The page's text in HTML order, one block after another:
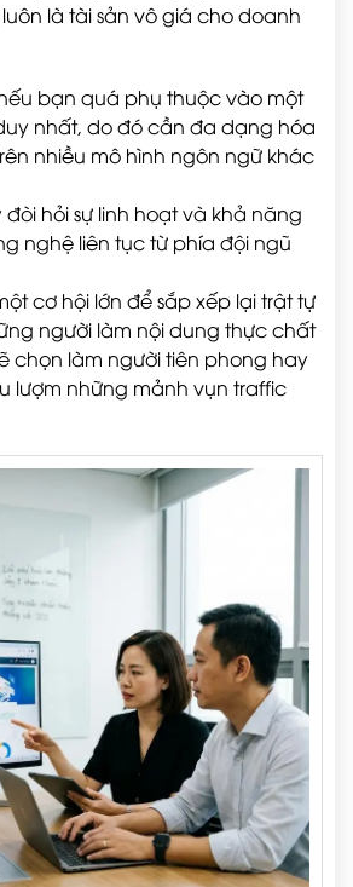
là tài sản vô giá cho doanh
bạn quá phụ thuộc vào một
nhất, do đó cần đa dạng hóa
nhiều mô hình ngôn ngữ khác
đòi hỏi sự linh hoạt và khả năng
nghệ liên tục từ phía đội ngũ
cơ hội lớn để sắp xếp lại trật tự
người làm nội dung thực chất
chọn làm người tiên phong hay
lượm những mảnh vụn traffic